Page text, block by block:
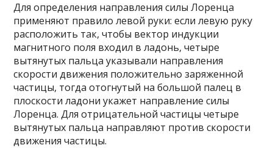
Для определения направления силы Лоренца
применяют правило левой руки: если левую руку
расположить так, чтобы вектор индукции
магнитного поля входил в ладонь, четыре
вытянутых пальца указывали направления
скорости движения положительно заряженной
частицы, тогда отогнутый на большой палец в
плоскости ладони укажет направление силы
Лоренца. Для отрицательной частицы четыре
вытянутых пальца направляют против скорости
движения частицы.